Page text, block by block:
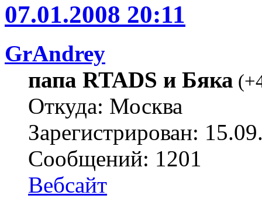
07.01.2008 20:11
GrAndrey
папа RTADS и Бяка (
Откуда: Москва
Зарегистрирован:
Сообщений: 1201
Вебсайт